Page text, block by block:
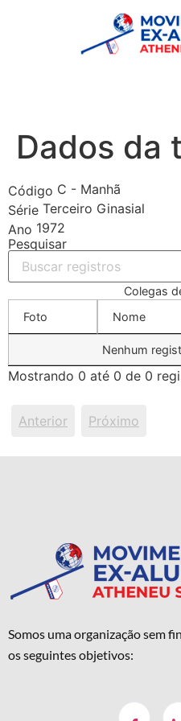
Dados da
Código C - Manhã
Série Terceiro Ginasial
Ano 1972
Pesquisar
Colegas
Foto
Nome
Nenhum
Mostrando 0 até 0 de 0
Anterior Próximo
Somos uma organização sem
os seguintes objetivos: